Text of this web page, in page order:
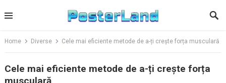
to
Home Diverse Cele mai eficiente metode de a-ți crește forța musculară
Cele mai eficiente metode de a-ți crește forța